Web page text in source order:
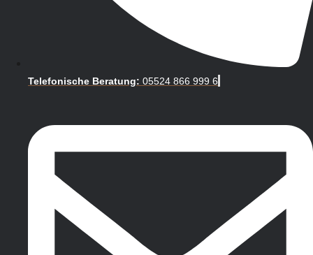
Telefonische Beratung: 05524 866 999 6